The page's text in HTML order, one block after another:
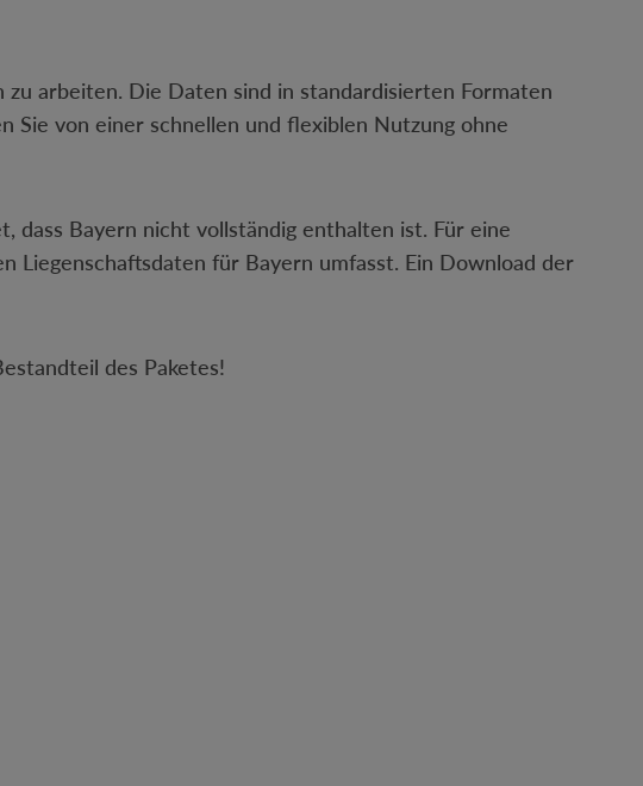
arbeiten. Die Daten sind in standardisierten Formaten
Sie von einer schnellen und flexiblen Nutzung ohne
dass Bayern nicht vollständig enthalten ist. Für eine
Liegenschaftsdaten für Bayern umfasst. Ein Download der
des Paketes!